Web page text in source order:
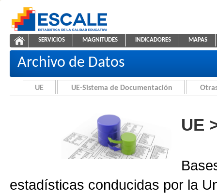
ESCALE - Unidad de Estadística Educativa
Archivo de Datos
NAVEGACIÓN
SERVICIOS MAGNITUDES INDICADORES MAPAS
Archivo de Datos
UE UE-Sistema de Documentación
UE
estadísticas conducidas por la